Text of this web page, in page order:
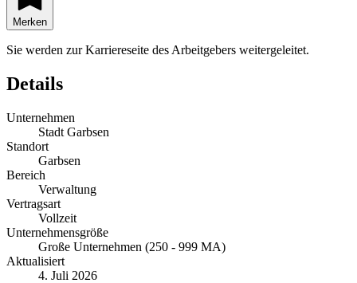
Merken
Sie werden zur Karriereseite des Arbeitgebers weitergeleitet.
Details
Unternehmen
Stadt Garbsen
Standort
Garbsen
Bereich
Verwaltung
Vertragsart
Vollzeit
Unternehmensgröße
Große Unternehmen (250 - 999 MA)
Aktualisiert
4. Juli 2026